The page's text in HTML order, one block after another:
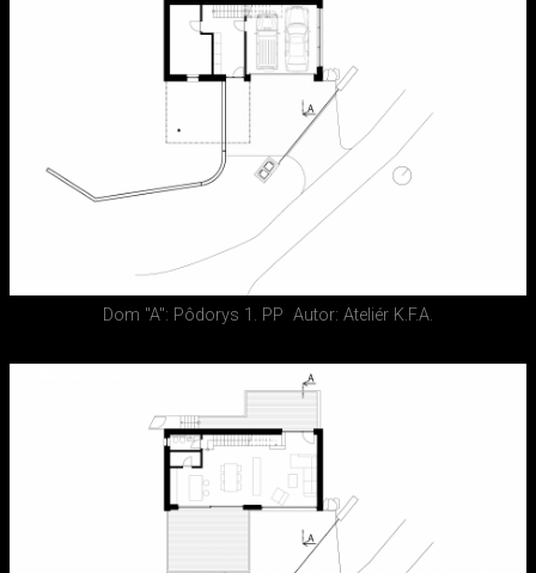
Dom "A": Pôdorys 1. PP Autor: Ateliér K.F.A.